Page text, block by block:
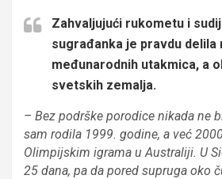
Zahvaljujući rukometu i
sugrađanka je pravdu delila
međunarodnih utakmica, a
svetskih zemalja.
– Bez podrške porodice nikada ne
sam rodila 1999. godine, a već
Olimpijskim igrama u Australiji. U
25 dana, pa da pored supruga oko